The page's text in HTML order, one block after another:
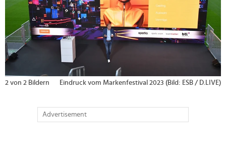
2 von 2 Bildern Eindruck vom Markenfestival 2023 (Bild: ESB / D.LIVE)
Advertisement